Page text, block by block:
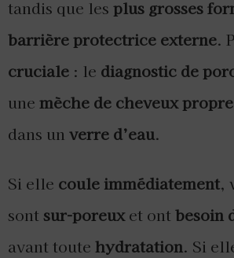
tandis que les plus grosses
barrière protectrice externe.
cruciale : le diagnostic de
une mèche de cheveux propre
dans un verre d’eau.
Si elle coule immédiatement,
sont sur-poreuxet ont besoin
avant toute hydratation. Si